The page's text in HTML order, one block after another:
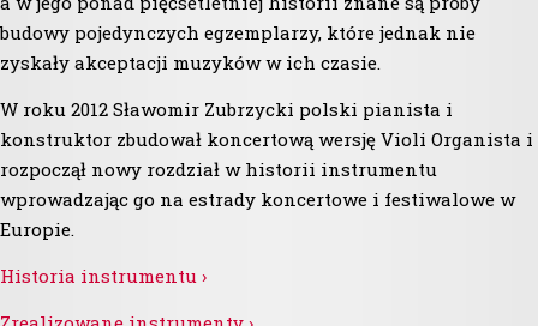
budowy pojedynczych egzemplarzy, które jednak nie
zyskały akceptacji muzyków w ich czasie.
W roku 2012 Sławomir Zubrzycki polski pianista i
konstruktor zbudował koncertową wersję Violi Organista i
rozpoczął nowy rozdział w historii instrumentu
wprowadzając go na estrady koncertowe i festiwalowe w
Europie.
Historia instrumentu ›